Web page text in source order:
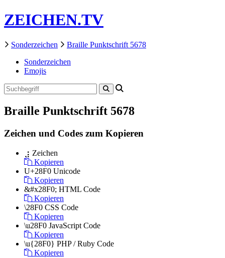
ZEICHEN.TV
Sonderzeichen
Braille Punktschrift 5678
Sonderzeichen
Emojis
Braille Punktschrift 5678
Zeichen und Codes zum Kopieren
⣰ Zeichen
Kopieren
U+28F0 Unicode
Kopieren
&#x28F0; HTML Code
Kopieren
\28F0 CSS Code
Kopieren
\u28F0 JavaScript Code
Kopieren
\u{28F0} PHP / Ruby Code
Kopieren